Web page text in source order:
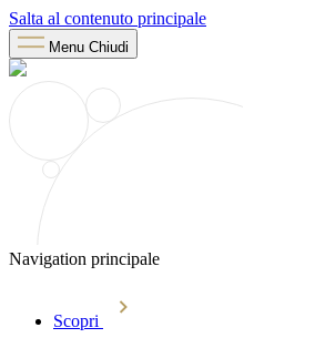
Salta al contenuto principale
Menu Chiudi
Navigation principale
Scopri